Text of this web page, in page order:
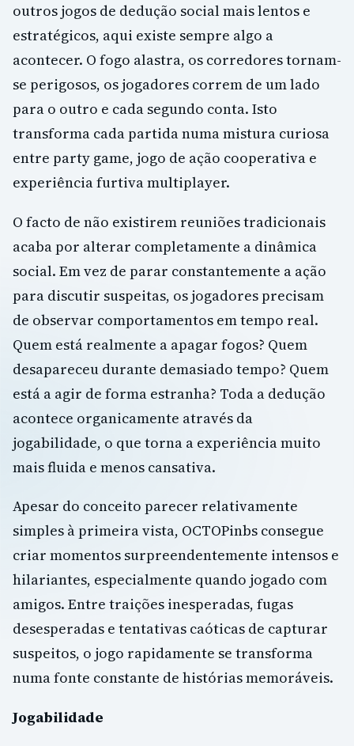
outros jogos de dedução social mais lentos e
estratégicos, aqui existe sempre algo a
acontecer. O fogo alastra, os corredores tornam-
se perigosos, os jogadores correm de um lado
para o outro e cada segundo conta. Isto
transforma cada partida numa mistura curiosa
entre party game, jogo de ação cooperativa e
experiência furtiva multiplayer.
O facto de não existirem reuniões tradicionais
acaba por alterar completamente a dinâmica
social. Em vez de parar constantemente a ação
para discutir suspeitas, os jogadores precisam
de observar comportamentos em tempo real.
Quem está realmente a apagar fogos? Quem
desapareceu durante demasiado tempo? Quem
está a agir de forma estranha? Toda a dedução
acontece organicamente através da
jogabilidade, o que torna a experiência muito
mais fluida e menos cansativa.
Apesar do conceito parecer relativamente
simples à primeira vista, OCTOPinbs consegue
criar momentos surpreendentemente intensos e
hilariantes, especialmente quando jogado com
amigos. Entre traições inesperadas, fugas
desesperadas e tentativas caóticas de capturar
suspeitos, o jogo rapidamente se transforma
numa fonte constante de histórias memoráveis.
Jogabilidade